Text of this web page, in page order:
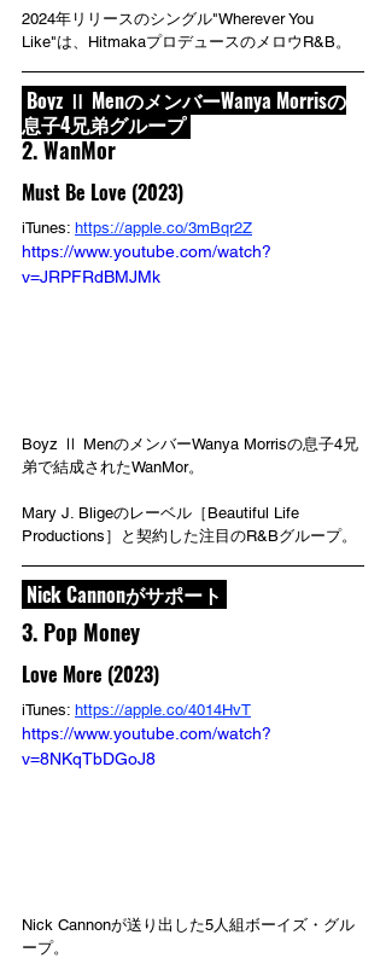
2024年リリースのシングル"Wherever You
Like"は、HitmakaプロデュースのメロウR&B。
息子4兄弟グループ
2. WanMor
Must Be Love (2023)
iTunes: https://apple.co/3mBqr2Z
https://www.youtube.com/watch?
v=JRPFRdBMJMk
Boyz Ⅱ MenのメンバーWanya Morrisの息子4兄
弟で結成されたWanMor。
Mary J. Bligeのレーベル［Beautiful Life
Productions］と契約した注目のR&Bグループ。
Nick Cannonがサポート
3. Pop Money
Love More (2023)
iTunes: https://apple.co/4014HvT
https://www.youtube.com/watch?
v=8NKqTbDGoJ8
Nick Cannonが送り出した5人組ボーイズ・グル
ープ。